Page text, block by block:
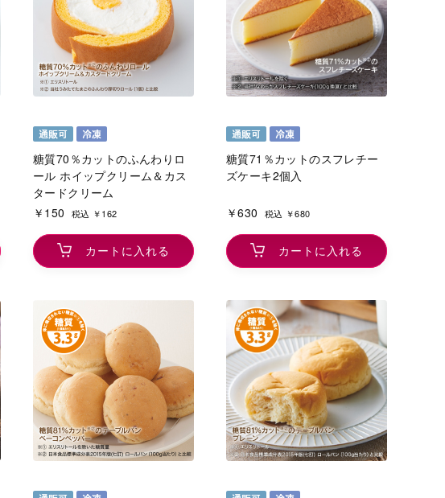
糖質70％カットのふんわりロ
ール ホイップクリーム＆カス
タードクリーム
￥150
税込 ￥162
カートに入れる
糖質71％カットのスフレチー
ズケーキ2個入
￥630 税込 ￥680
カートに入れる